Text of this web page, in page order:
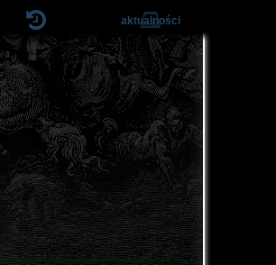
aktualności